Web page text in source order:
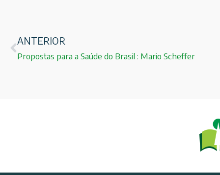
ANTERIOR
Propostas para a Saúde do Brasil : Mario Scheffer